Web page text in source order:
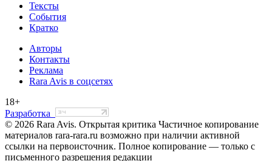
Тексты
События
Кратко
Авторы
Контакты
Реклама
Rara Avis в соцсетях
18+
Разработка
© 2026 Rara Avis. Открытая критика Частичное копирование
материалов rara-rara.ru возможно при наличии активной
ссылки на первоисточник. Полное копирование — только с
письменного разрешения редакции